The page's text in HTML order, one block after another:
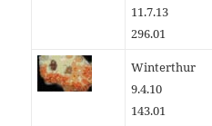
11.7.13
296.01
Winterthur
9.4.10
143.01